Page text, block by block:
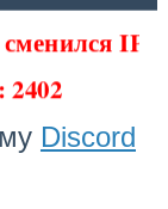
IP
2402
Discord